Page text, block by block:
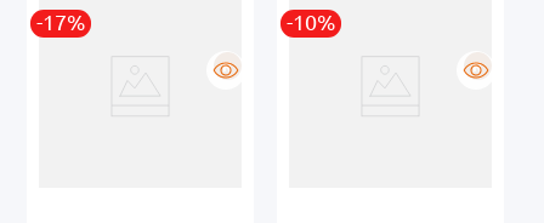
-17%
R
-10%
R